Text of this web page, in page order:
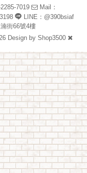
7019
Mail：
LINE：@390bsiaf
街66號4樓
Design by Shop3500